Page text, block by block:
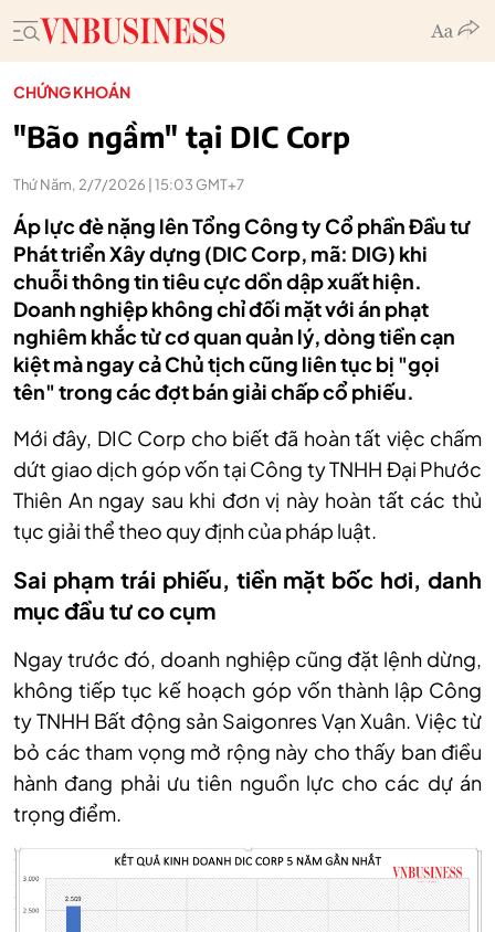
CHỨNG KHOÁN
"Bão ngầm" tại DIC Corp
Thứ Năm, 2/7/2026 | 15:03 GMT+7
Áp lực đè nặng lên Tổng Công ty Cổ phần Đầu tư
Phát triển Xây dựng (DIC Corp, mã: DIG) khi
chuỗi thông tin tiêu cực dồn dập xuất hiện.
Doanh nghiệp không chỉ đối mặt với án phạt
nghiêm khắc từ cơ quan quản lý, dòng tiền cạn
kiệt mà ngay cả Chủ tịch cũng liên tục bị "gọi
tên" trong các đợt bán giải chấp cổ phiếu.
Mới đây, DIC Corp cho biết đã hoàn tất việc chấm
dứt giao dịch góp vốn tại Công ty TNHH Đại Phước
Thiên An ngay sau khi đơn vị này hoàn tất các thủ
tục giải thể theo quy định của pháp luật.
Sai phạm trái phiếu, tiền mặt bốc hơi, danh
mục đầu tư co cụm
Ngay trước đó, doanh nghiệp cũng đặt lệnh dừng,
không tiếp tục kế hoạch góp vốn thành lập Công
ty TNHH Bất động sản Saigonres Vạn Xuân. Việc từ
bỏ các tham vọng mở rộng này cho thấy ban điều
hành đang phải ưu tiên nguồn lực cho các dự án
trọng điểm.